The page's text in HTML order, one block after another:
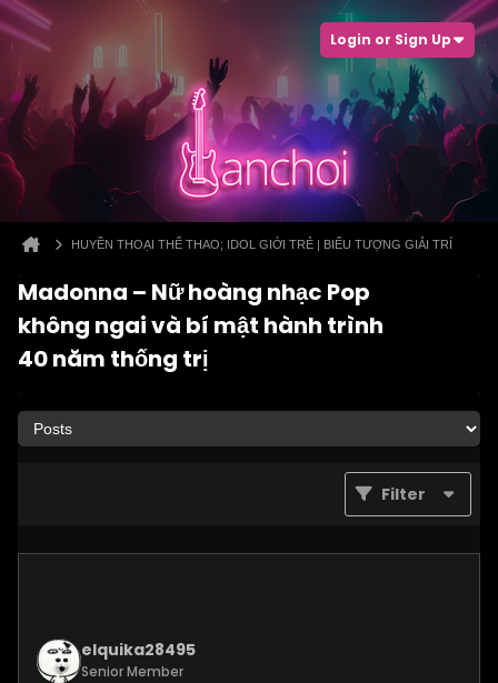
Login or Sign Up
HUYỀN THOẠI THỂ THAO; IDOL GIỚI TRẺ | BIỂU TƯỢNG GIẢI TRÍ
Madonna – Nữ hoàng nhạc Pop
không ngai và bí mật hành trình
40 năm thống trị
Filter
elquika28495
Senior Member